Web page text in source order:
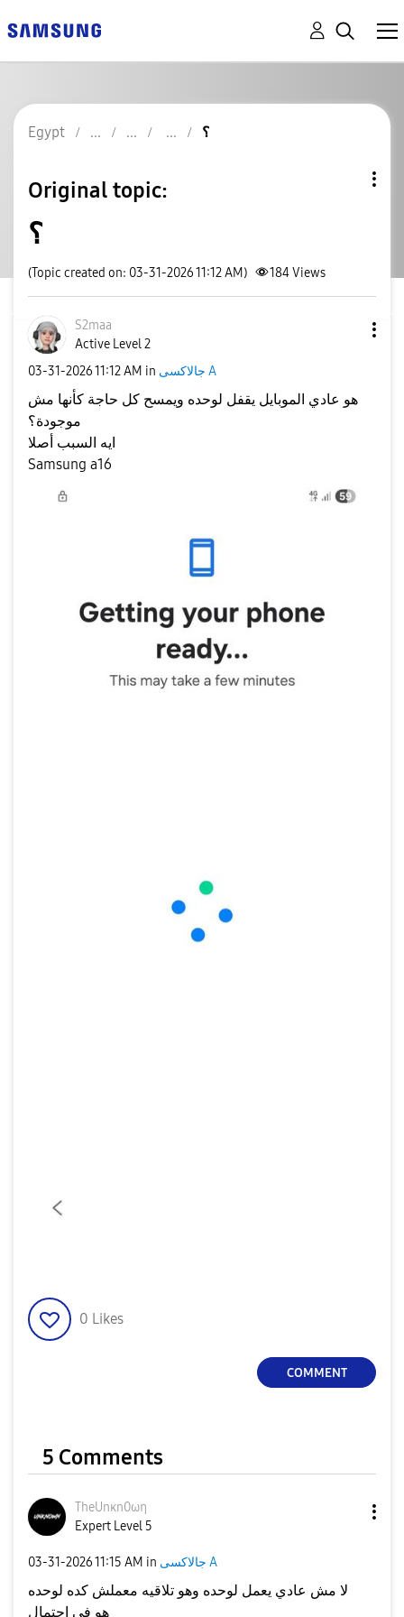
Egypt ؟
Original topic:
؟
(Topic created on: 03-31-2026 11:12 AM) 184Views
S2maa
Active Level 2
‎03-31-202611:12 AM in جالاكسى A
هو عادي الموبايل يقفل لوحده ويمسح كل حاجة كأنها مش
موجودة؟
ايه السبب أصلا
Samsung a16
0 Likes
COMMENT
5 Comments
TheUnκn0ωη
Expert Level 5
‎03-31-202611:15 AM in جالاكسى A
لا مش عادي يعمل لوحده وهو تلاقيه معملش كده لوحده
هو في احتمال